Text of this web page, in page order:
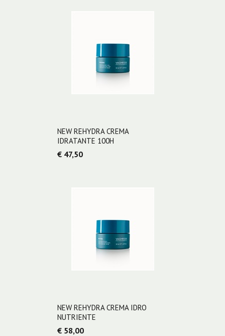
NEW REHYDRA CREMA
IDRATANTE 100H
€ 47,50
NEW REHYDRA CREMA IDRO
NUTRIENTE
€ 58,00